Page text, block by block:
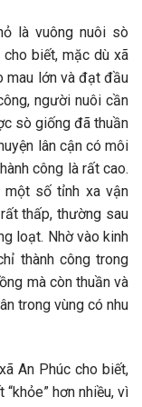
là vuông nuôi sò
cho biết, mặc dù xã
mau lớn và đạt đầu
người nuôi cần
sò giống đã thuần
lân cận có môi
công là rất cao.
một số tỉnh xa vận
thấp, thường sau
loạt. Nhờ vào kinh
thành công trong
mà còn thuần và
trong vùng có nhu
An Phúc cho biết,
hơn nhiều, vì